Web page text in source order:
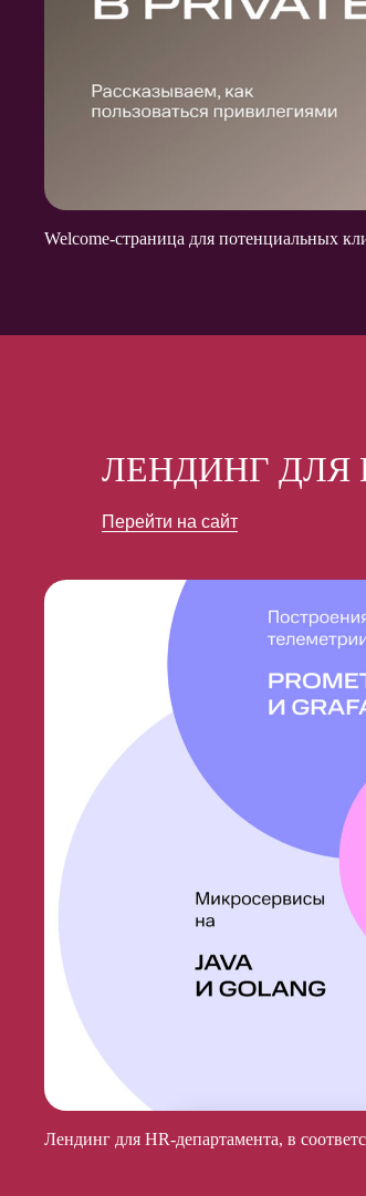
Welcome-страница для потенциальных
ЛЕНДИНГ ДЛЯ
Перейти на сайт
Лендинг для HR-департамента, в